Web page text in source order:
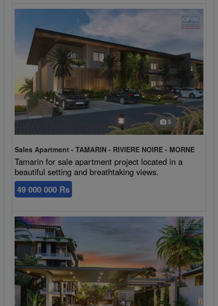
5
Sales Apartment - TAMARIN - RIVIERE NOIRE - MORNE
Tamarin for sale apartment project located in a
beautiful setting and breathtaking views.
49 000 000 Rs